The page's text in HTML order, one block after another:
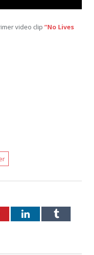
video clip “No Lives
LinkedInTumblr